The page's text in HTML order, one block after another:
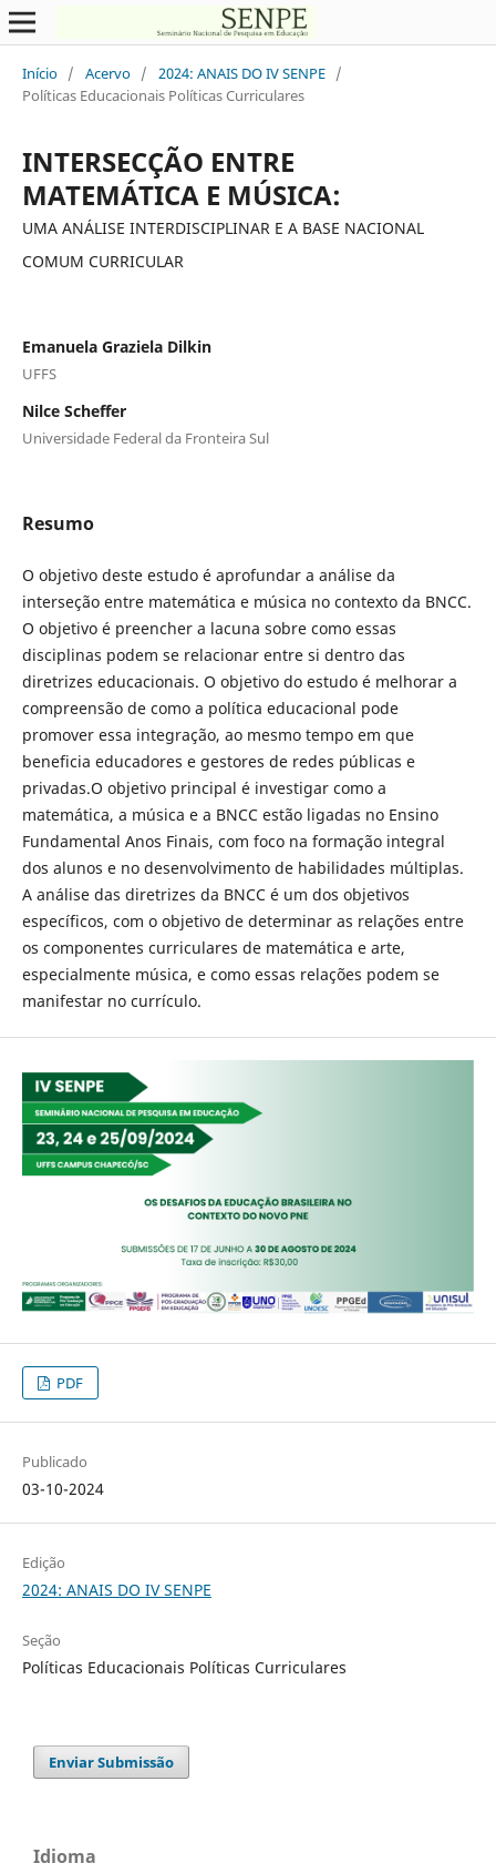
Início / Acervo / 2024: ANAIS DO IV SENPE /
Políticas Educacionais Políticas Curriculares
INTERSECÇÃO ENTRE
MATEMÁTICA E MÚSICA:
UMA ANÁLISE INTERDISCIPLINAR E A BASE NACIONAL
COMUM CURRICULAR
Emanuela Graziela Dilkin
UFFS
Nilce Scheffer
Universidade Federal da Fronteira Sul
Resumo
O objetivo deste estudo é aprofundar a análise da
interseção entre matemática e música no contexto da BNCC.
O objetivo é preencher a lacuna sobre como essas
disciplinas podem se relacionar entre si dentro das
diretrizes educacionais. O objetivo do estudo é melhorar a
compreensão de como a política educacional pode
promover essa integração, ao mesmo tempo em que
beneficia educadores e gestores de redes públicas e
privadas.O objetivo principal é investigar como a
matemática, a música e a BNCC estão ligadas no Ensino
Fundamental Anos Finais, com foco na formação integral
dos alunos e no desenvolvimento de habilidades múltiplas.
A análise das diretrizes da BNCC é um dos objetivos
específicos, com o objetivo de determinar as relações entre
os componentes curriculares de matemática e arte,
especialmente música, e como essas relações podem se
manifestar no currículo.
PDF
Publicado
03-10-2024
Edição
2024: ANAIS DO IV SENPE
Seção
Políticas Educacionais Políticas Curriculares
Enviar Submissão
Idioma